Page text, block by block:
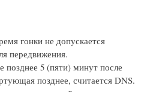
гонки не допускается
передвижения.
позднее 5 (пяти) минут после
позднее, считается DNS.